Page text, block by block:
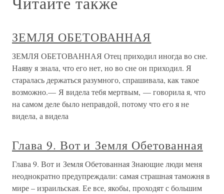
ЗЕМЛЯ ОБЕТОВАННАЯ
ЗЕМЛЯ ОБЕТОВАННАЯ Отец приходил иногда во сне.
Наяву я знала, что его нет, но во сне он приходил. Я
старалась держаться разумного, спрашивала, как такое
возможно.— Я видела тебя мертвым, — говорила я, что
на самом деле было неправдой, потому что его я не
видела, а видела
Глава 9. Вот и Земля Обетованная
Глава 9. Вот и Земля Обетованная Знающие люди меня
неоднократно предупреждали: самая страшная таможня в
мире – израильская. Ее все, якобы, проходят с большим